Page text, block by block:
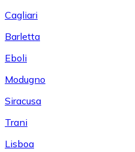
Cagliari
Barletta
Eboli
Modugno
Siracusa
Trani
Lisboa